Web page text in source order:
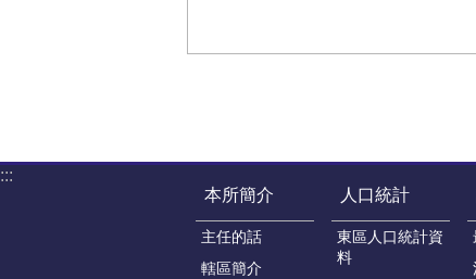
:::
本所簡介
主任的話
轄區簡介
人口統計
東區人口統計資
料